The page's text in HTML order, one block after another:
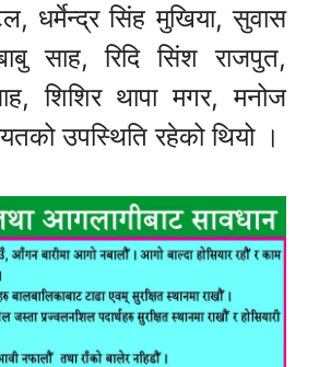
धर्मेन्द्र सिंह मुखिया, सुवास
साह, रिदि सिंश राजपुत,
शिशिर थापा मगर, मनोज
उपस्थिति रहेको थियो ।